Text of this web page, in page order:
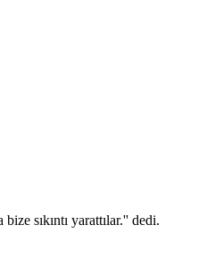
sıkıntı yarattılar.'' dedi.